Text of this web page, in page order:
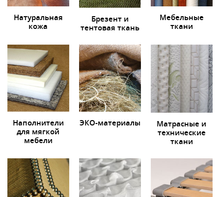
Натуральная
кожа
Брезент и
тентовая ткань
Мебельные
ткани
Наполнители
для мягкой
мебели
ЭКО-материалы
Матрасные и
технические
ткани